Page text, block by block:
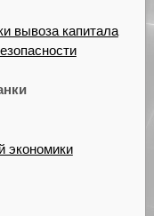
вывоза капитала
экономики